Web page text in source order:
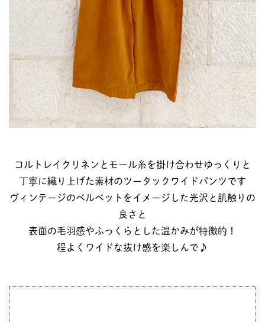
コルトレイクリネンとモール糸を掛け合わせゆっくりと
丁寧に織り上げた素材のツータックワイドパンツです
ヴィンテージのベルベットをイメージした光沢と肌触りの
良さと
表面の毛羽感やふっくらとした温かみが特徴的！
程よくワイドな抜け感を楽しんで♪